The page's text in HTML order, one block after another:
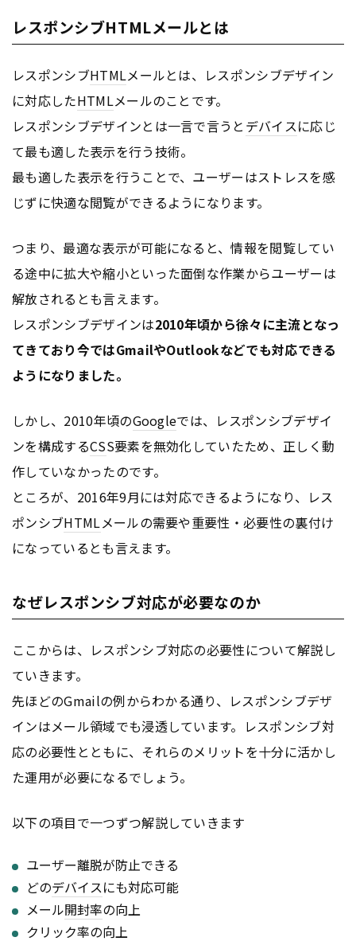
レスポンシブHTMLメールとは
レスポンシブHTMLメールとは、レスポンシブデザイン
に対応したHTMLメールのことです。
レスポンシブデザインとは一言で言うと デバイスに応じ
て最も適した表示を行う技術。
最も適した表示を行うことで、ユーザーはストレスを感
じずに快適な閲覧ができるようになります。
つまり、最適な表示が可能になると、情報を閲覧してい
る途中に拡大や縮小といった面倒な作業からユーザーは
解放されるとも言えます。
レスポンシブデザインは2010年頃から徐々に主流となっ
てきており今ではGmailやOutlookなどでも対応できる
ようになりました。
しかし、2010年頃のGoogleでは、レスポンシブデザイ
ンを構成するCSS要素を無効化していたため、正しく動
作していなかったのです。
ところが、2016年9月には対応できるようになり、レス
ポンシブHTML メールの需要や重要性・必要性の裏付け
になっているとも言えます。
なぜレスポンシブ対応が必要なのか
ここからは、レスポンシブ対応の必要性について解説し
ていきます。
先ほどのGmailの例からわかる通り、レスポンシブデザ
インはメール領域でも浸透しています。レスポンシブ対
応の必要性とともに、それらのメリットを十分に活かし
た運用が必要になるでしょう。
以下の項目で一つずつ解説していきます
ユーザー離脱が防止できる
どのデバイスにも対応可能
メール開封率の向上
クリック率の向上